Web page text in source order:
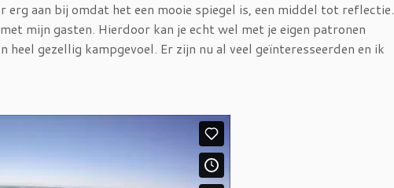
erg aan bij omdat het een mooie spiegel is, een middel tot reflectie.
mijn gasten. Hierdoor kan je echt wel met je eigen patronen
gezellig kampgevoel. Er zijn nu al veel geïnteresseerden en ik